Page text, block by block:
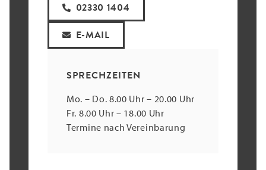
02330 1404
E-MAIL
SPRECHZEITEN
Mo. – Do. 8.00 Uhr – 20.00 Uhr
Fr. 8.00 Uhr – 18.00 Uhr
Termine nach Vereinbarung